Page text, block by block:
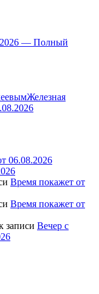
— Полный
Железная
06.08.2026
Время покажет от
Время покажет от
записи Вечер с